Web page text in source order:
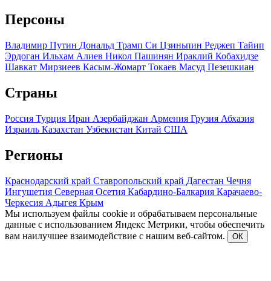
Персоны
Владимир Путин Дональд Трамп Си Цзиньпин Реджеп Тайип
Эрдоган Ильхам Алиев Никол Пашинян Ираклий Кобахидзе
Шавкат Мирзиеев Касым-Жомарт Токаев Масуд Пезешкиан
Страны
Россия Турция Иран Азербайджан Армения Грузия Абхазия
Израиль Казахстан Узбекистан Китай США
Регионы
Краснодарский край Ставропольский край Дагестан Чечня
Ингушетия Северная Осетия Кабардино-Балкария Карачаево-
Черкесия Адыгея Крым
Мы используем файлы cookie и обрабатываем персональные
данные с использованием Яндекс Метрики, чтобы обеспечить
вам наилучшее взаимодействие с нашим веб-сайтом.
ОК